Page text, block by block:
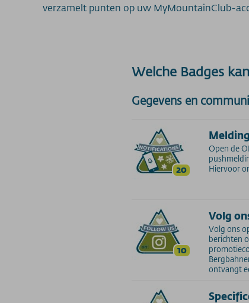
verzamelt punten op uw MyMountainClub-
Welche Badges
Gegevens en
20
Open de
Hiervoor
10
Volg
Volg ons
berichten
ontvangt